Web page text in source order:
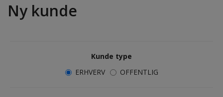
Ny kunde
Kunde type
ERHVERV
OFFENTLIG